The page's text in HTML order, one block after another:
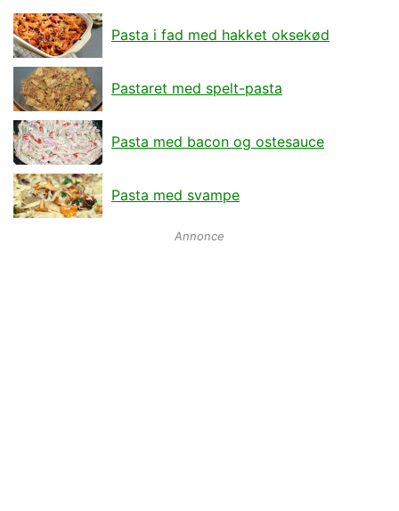
Pasta i fad med hakket oksekød
Pastaret med spelt-pasta
Pasta med bacon og ostesauce
Pasta med svampe
Annonce